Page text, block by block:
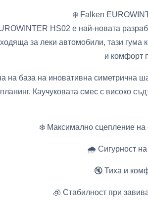
❄️ Falken
HS02 е най-новата
за леки автомобили, тази гума
и комфорт
на база на иновативна симетрична
Каучуковата смес с високо
❄️ Максимално сцепление на
🌧️ Сигурност на
🔇 Тиха и
🧊 Стабилност при